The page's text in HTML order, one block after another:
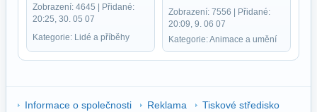
Zobrazení: 4645 | Přidané:
20:25, 30. 05 07
Kategorie: Lidé a příběhy
Zobrazení: 7556 | Přidané:
20:09, 9. 06 07
Kategorie: Animace a umění
Informace o společnosti Reklama Tiskové středisko